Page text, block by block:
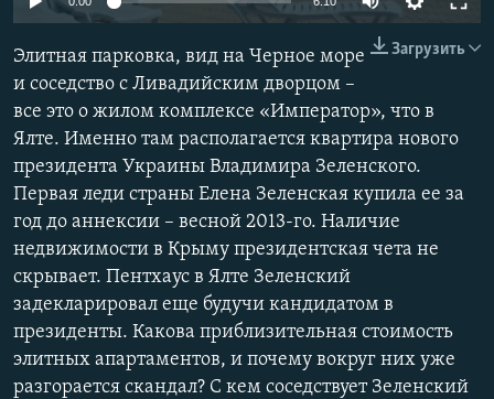
ПОБЕДИТЕЛЕЙ НЕ СУДЯТ?
КРЫМ.НЕПОКОРЕННЫЙ
УКРАИНСКАЯ ПРОБЛЕМА КРЫМА
ПРИСОЕДИНЯЙТЕСЬ!
Все сайты RFE/RL
Загрузить
Элитная парковка, вид на Черное море
и соседство с Ливадийским дворцом –
все это о жилом комплексе «Император», что в
Ялте. Именно там располагается квартира нового
президента Украины Владимира Зеленского.
Первая леди страны Елена Зеленская купила ее за
год до аннексии – весной 2013-го. Наличие
недвижимости в Крыму президентская чета не
скрывает. Пентхаус в Ялте Зеленский
задекларировал еще будучи кандидатом в
президенты. Какова приблизительная стоимость
элитных апартаментов, и почему вокруг них уже
разгорается скандал? С кем соседствует Зеленский